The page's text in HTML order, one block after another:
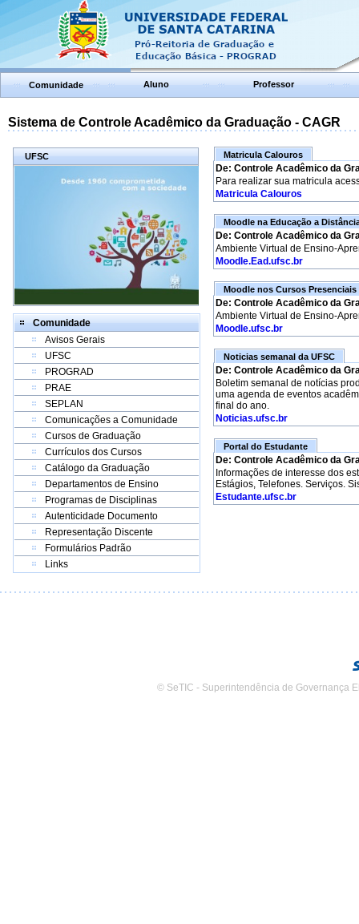
Comunidade Aluno Professor
Sistema de Controle Acadêmico da Graduação - CAGR
UFSC
Comunidade
Avisos Gerais
UFSC
PROGRAD
PRAE
SEPLAN
Comunicações a Comunidade
Cursos de Graduação
Currículos dos Cursos
Catálogo da Graduação
Departamentos de Ensino
Programas de Disciplinas
Autenticidade Documento
Representação Discente
Formulários Padrão
Links
Matricula Calouros
De: Controle Acadêmico da
Para realizar sua matricula
Matricula Calouros
Moodle na Educação a
De: Controle Acadêmico da
Ambiente Virtual de Ensino-
Moodle.Ead.ufsc.br
Moodle nos Cursos Presenciais
De: Controle Acadêmico da
Ambiente Virtual de Ensino-
Moodle.ufsc.br
Noticias semanal da UFSC
De: Controle Acadêmico da
Boletim semanal de notícias
uma agenda de eventos
final do ano.
Noticias.ufsc.br
Portal do Estudante
De: Controle Acadêmico da
Informações de interesse dos
Estágios, Telefones. Serviços.
Estudante.ufsc.br
© SeTIC - Superintendência de Governança